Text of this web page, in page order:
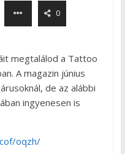
0
megtalálod a Tattoo
A magazin június
de az alábbi
ingyenesen is
oqzh/